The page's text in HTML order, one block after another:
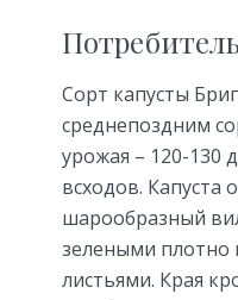
Сорт капусты
среднепоздним
урожая – 120-130
всходов. Капуста
шарообразный
зелеными
листьями. Края